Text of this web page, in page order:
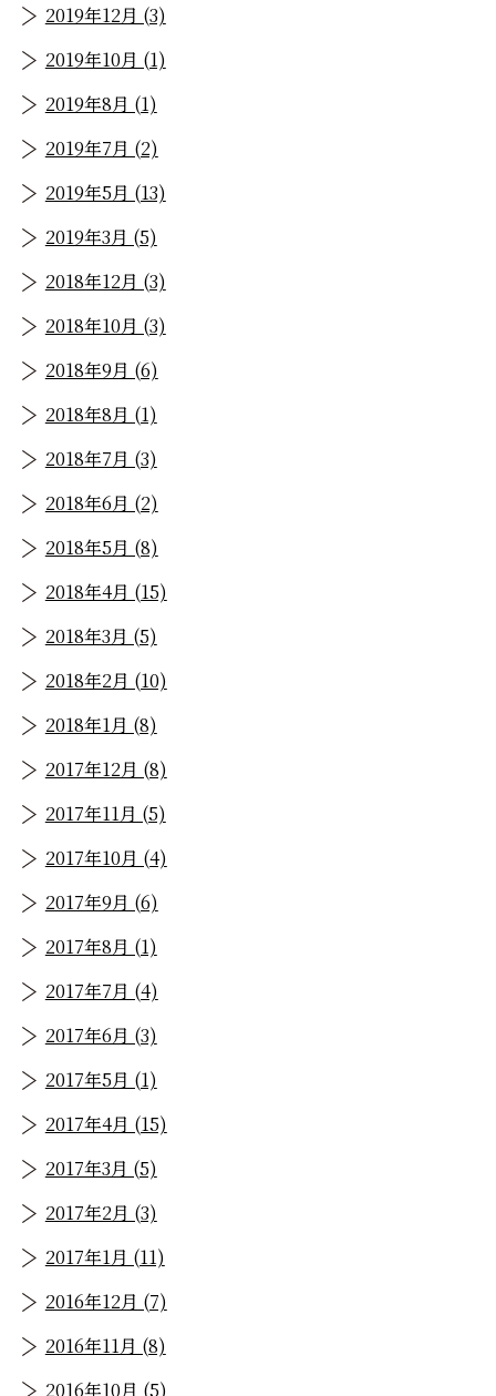
2019年12月 (3)
2019年10月 (1)
2019年8月 (1)
2019年7月 (2)
2019年5月 (13)
2019年3月 (5)
2018年12月 (3)
2018年10月 (3)
2018年9月 (6)
2018年8月 (1)
2018年7月 (3)
2018年6月 (2)
2018年5月 (8)
2018年4月 (15)
2018年3月 (5)
2018年2月 (10)
2018年1月 (8)
2017年12月 (8)
2017年11月 (5)
2017年10月 (4)
2017年9月 (6)
2017年8月 (1)
2017年7月 (4)
2017年6月 (3)
2017年5月 (1)
2017年4月 (15)
2017年3月 (5)
2017年2月 (3)
2017年1月 (11)
2016年12月 (7)
2016年11月 (8)
2016年10月 (5)